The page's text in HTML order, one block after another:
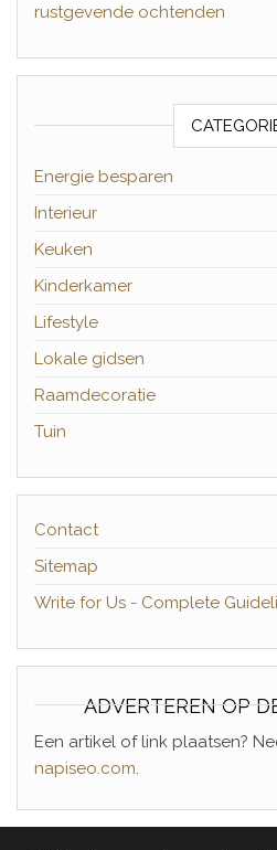
rustgevende ochtenden
Energie besparen
Interieur
Keuken
Kinderkamer
Lifestyle
Lokale gidsen
Raamdecoratie
Tuin
Contact
Sitemap
Write for Us - Complete
ADVERTEREN OP
Een artikel of link plaatsen?
napiseo.com.